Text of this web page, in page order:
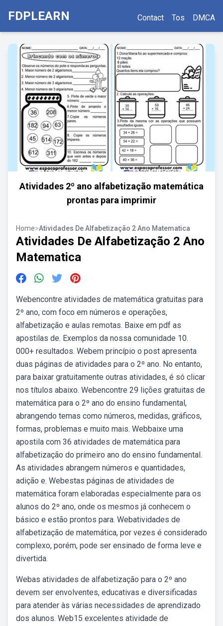
FDPLEARN Contact Tos DMCA
Atividades 2º ano alfabetização matemática
prontas para imprimir
Home>Atividades De Alfabetização 2 Ano Matematica
Atividades De Alfabetização 2 Ano
Matematica
Webencontre atividades de matemática gratuitas para
2º ano, com foco em números e operações,
alfabetização e aulas remotas. Baixe em pdf as
apostilas de. Exemplos da nossa comunidade 10.
000+ resultados. Webem princípio o post apresenta
duas páginas de atividades para o 2º ano. No entanto,
para baixar gratuitamente outras atividades, é só clicar
nos títulos abaixo. Webencontre 29 lições gratuitas de
matemática para o 2º ano do ensino fundamental,
abrangendo temas como números, medidas, gráficos,
formas, problemas e muito mais. Webbaixe uma
apostila com 36 atividades de matemática para
alfabetização do primeiro ano do ensino fundamental.
As atividades abrangem números e quantidades,
adição e. Webestas páginas de atividades de
matemática foram elaboradas especialmente para os
alunos do 2º ano, onde os mesmos já conhecem o
básico e estão prontos para. Webatividades de
alfabetização de matemática, por vezes é considerado
complexo, porém, pode ser ensinado de forma leve e
divertida.
Webas atividades de alfabetização para o 2º ano
devem ser envolventes, educativas e diversificadas
para atender às várias necessidades de aprendizado
dos alunos. Web15 excelentes atividade de